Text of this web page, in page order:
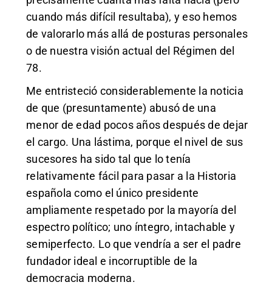
cuando más difícil resultaba), y eso hemos
de valorarlo más allá de posturas personales
o de nuestra visión actual del Régimen del
78.
Me entristeció considerablemente la noticia
de que (presuntamente) abusó de una
menor de edad pocos años después de dejar
el cargo. Una lástima, porque el nivel de sus
sucesores ha sido tal que lo tenía
relativamente fácil para pasar a la Historia
española como el único presidente
ampliamente respetado por la mayoría del
espectro político; uno íntegro, intachable y
semiperfecto. Lo que vendría a ser el padre
fundador ideal e incorruptible de la
democracia moderna.